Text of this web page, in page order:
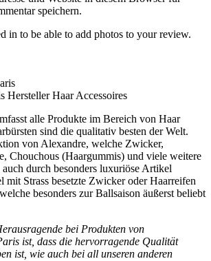
speichern.
in to be able to add photos to your review.
alle Produkte im Bereich von Haar
sind die qualitativ besten der Welt.
von Alexandre, welche Zwicker,
Chouchous (Haargummis) und viele weitere
durch besonders luxuriöse Artikel
mit Strass besetzte Zwicker oder Haarreifen
besonders zur Ballsaison äußerst beliebt
bei Produkten von
ist, dass die hervorragende Qualität
ist, wie auch bei all unseren anderen